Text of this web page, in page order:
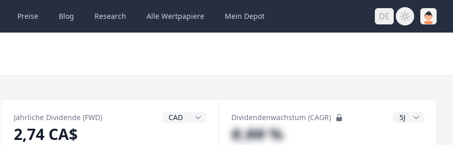
Preise Blog Research Alle Wertpapiere Mein Depot DE
Jährliche Dividende (FWD) Dividendenwährung
2,74 CA$
Dividendenwachstum (CAGR) CAGR Jahre
#,## %